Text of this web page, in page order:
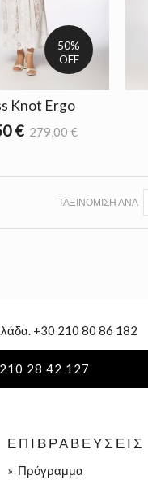
50%
OFF
Knot Ergo
€ 279,00 €
ΤΑΞΙΝΌΜΙΣΗ ΑΝΆ
+30 210 80 86 182
28 42 127
ΕΠΙΒΡΑΒΕΎΣΕΙΣ
» Πρόγραμμα